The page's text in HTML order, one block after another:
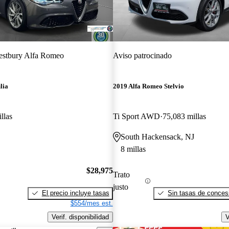
Alfa Romeo
$28,975
El precio incluye tasas
$554/mes est.
Verif. disponibilidad
Aviso patrocinado
2019 Alfa Romeo Stelvio
Ti Sport AWD 75,083 millas
South Hackensack, NJ
8 millas
Trato
justo
Sin tasas de